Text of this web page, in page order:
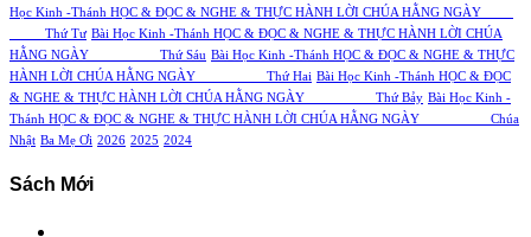
Học Kinh -Thánh HỌC & ĐỌC & NGHE & THỰC HÀNH LỜI CHÚA HẰNG NGÀY
Thứ Tư Bài Học Kinh -Thánh HỌC & ĐỌC & NGHE & THỰC HÀNH LỜI CHÚA
HẰNG NGÀY Thứ Sáu Bài Học Kinh -Thánh HỌC & ĐỌC & NGHE & THỰC
HÀNH LỜI CHÚA HẰNG NGÀY Thứ Hai Bài Học Kinh -Thánh HỌC & ĐỌC
& NGHE & THỰC HÀNH LỜI CHÚA HẰNG NGÀY Thứ Bảy Bài Học Kinh -
Thánh HỌC & ĐỌC & NGHE & THỰC HÀNH LỜI CHÚA HẰNG NGÀY Chúa
Nhật Ba Mẹ Ơi 2026 2025 2024
Sách Mới